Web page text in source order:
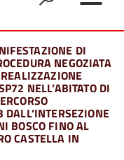
DI
NEGOZIATA
NELL’ABITATO DI
DALL’INTERSEZIONE
BOSCO FINO AL
CASTELLA IN